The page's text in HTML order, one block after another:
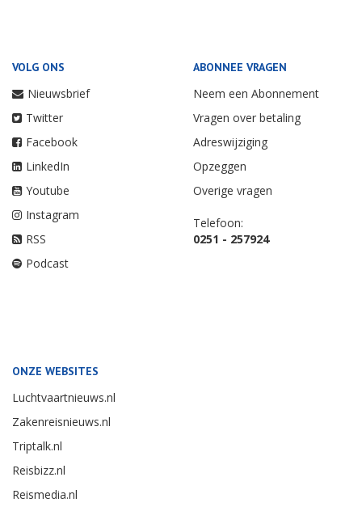
VOLG ONS
Nieuwsbrief
Twitter
Facebook
LinkedIn
Youtube
Instagram
RSS
Podcast
ABONNEE VRAGEN
Neem een Abonnement
Vragen over betaling
Adreswijziging
Opzeggen
Overige vragen
Telefoon:
0251 - 257924
ONZE WEBSITES
Luchtvaartnieuws.nl
Zakenreisnieuws.nl
Triptalk.nl
Reisbizz.nl
Reismedia.nl